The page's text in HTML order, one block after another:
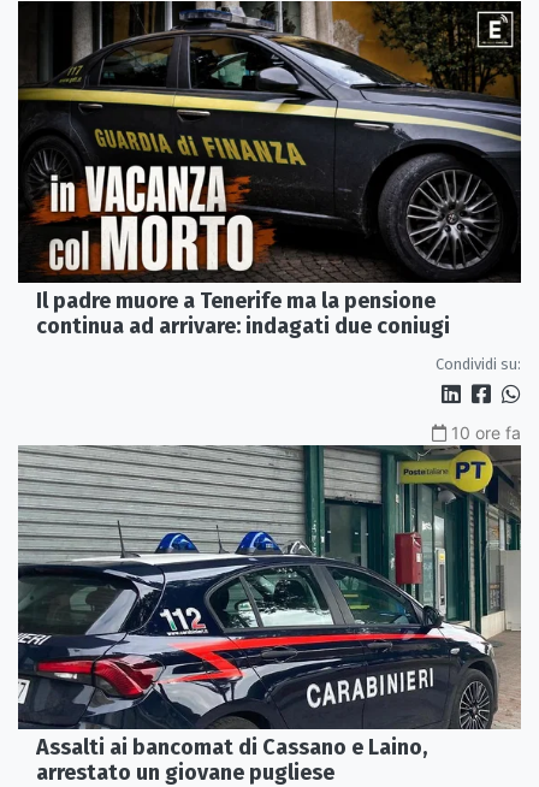
Il padre muore a Tenerife ma la pensione
continua ad arrivare: indagati due coniugi
Condividi su:
10 ore fa
Assalti ai bancomat di Cassano e Laino,
arrestato un giovane pugliese